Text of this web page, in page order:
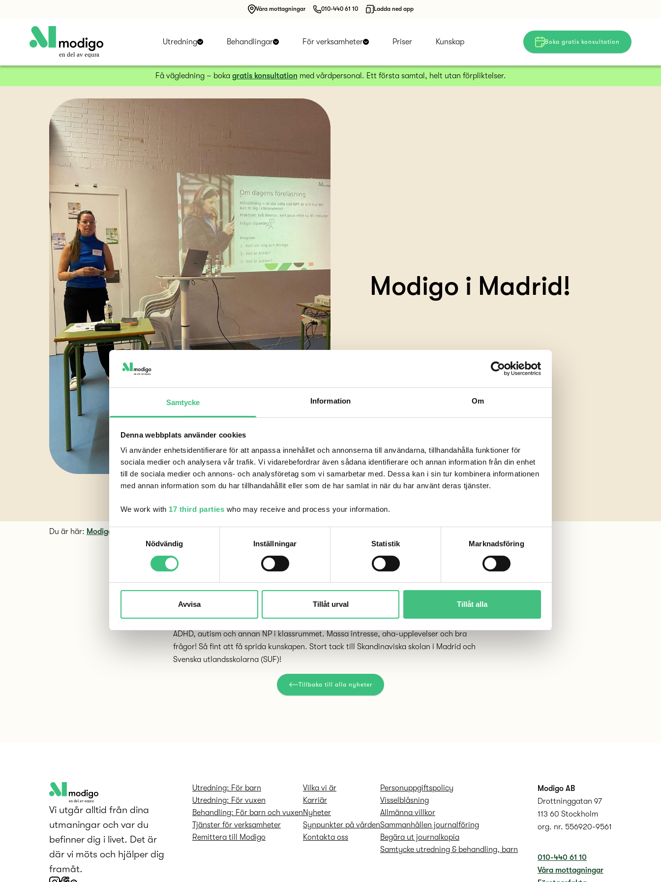
Samtycke Information Om
Denna webbplats använder cookies
Vi använder enhetsidentifierare för att anpassa innehållet och annonserna till användarna, tillhandahålla funktioner för
sociala medier och analysera vår trafik. Vi vidarebefordrar även sådana identifierare och annan information från din enhet
till de sociala medier och annons- och analysföretag som vi samarbetar med. Dessa kan i sin tur kombinera informationen
med annan information som du har tillhandahållit eller som de har samlat in när du har använt deras tjänster.
We work with 17 third parties who may receive and process your information.
S
s
Nödvändig Inställningar Statistik Marknadsföring
Avvisa Tillåt urval Tillåt alla
en del av equra
Utredning Behandlingar För verksamheter Priser Kunskap Boka gratis konsultation
Våra mottagningar 010-440 61 10 Ladda ned app
Få vägledning – boka gratis konsultation med vårdpersonal. Ett första samtal, helt utan förpliktelser.
Modigo i Madrid!
Du är här: Modigo
Madrid med cirka 100 deltagare från svenska skolor i Europa och Afrika . Ämnet var hur
NP-diagnoser ställs och framför allt hur man som skolpersonal kan bemöta barn med
ADHD, autism och annan NP i klassrummet. Massa intresse, aha-upplevelser och bra
frågor! Så fint att få sprida kunskapen. Stort tack till Skandinaviska skolan i Madrid och
Svenska utlandsskolarna (SUF)!
Tillbaka till alla nyheter
en del av equra
Vi utgår alltid från dina
utmaningar och var du
befinner dig i livet. Det är
där vi möts och hjälper dig
framåt.
Utredning: För barn
Utredning: För vuxen
Behandling: För barn och vuxen
Tjänster för verksamheter
Remittera till Modigo
Vilka vi är
Karriär
Nyheter
Synpunkter på vården
Kontakta oss
Personuppgifts­policy
Visselblåsning
Allmänna villkor
Sammanhållen journalföring
Begära ut journalkopia
Samtycke utredning & behandling, barn
Modigo AB
Drottninggatan 97
113 60 Stockholm
org. nr. 556920-9561
010-440 61 10
Våra mottagningar